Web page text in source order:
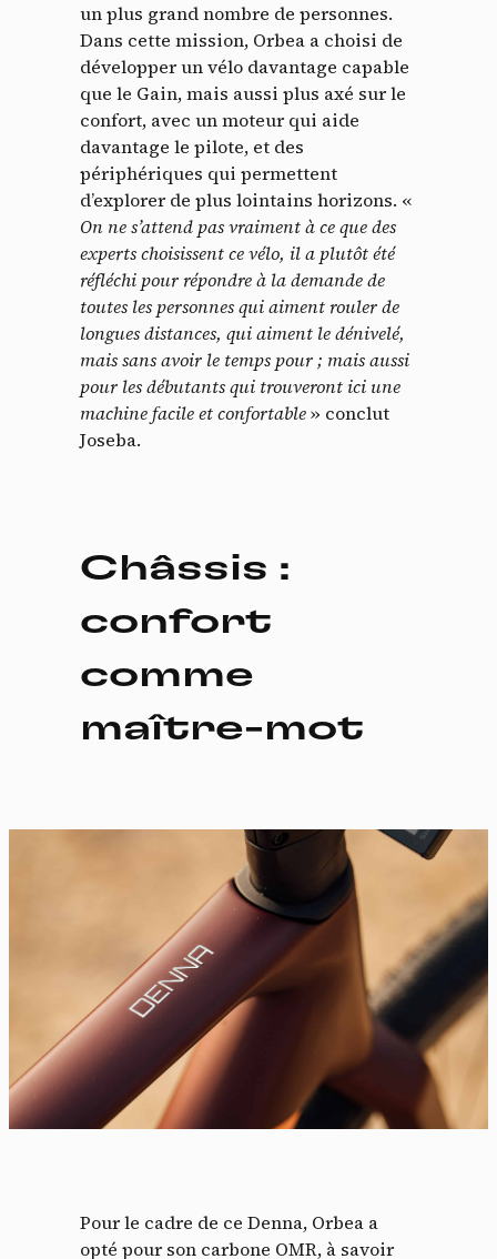
un plus grand nombre de personnes.
Dans cette mission, Orbea a choisi de
développer un vélo davantage capable
que le Gain, mais aussi plus axé sur le
confort, avec un moteur qui aide
davantage le pilote, et des
périphériques qui permettent
d’explorer de plus lointains horizons. «
On ne s’attend pas vraiment à ce que des
experts choisissent ce vélo, il a plutôt été
réfléchi pour répondre à la demande de
toutes les personnes qui aiment rouler de
longues distances, qui aiment le dénivelé,
mais sans avoir le temps pour ; mais aussi
pour les débutants qui trouveront ici une
machine facile et confortable» conclut
Joseba.
Châssis :
confort
comme
maître-mot
Pour le cadre de ce Denna, Orbea a
opté pour son carbone OMR, à savoir